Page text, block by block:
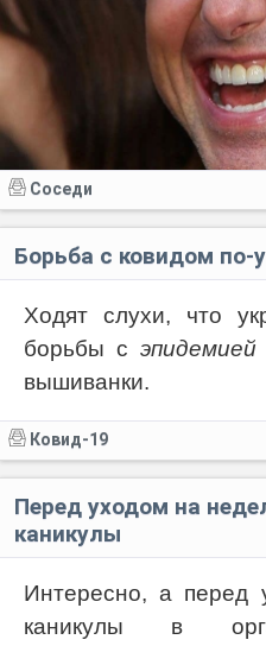
Соседи
Борьба с ковидом по-
Ходят слухи, что
борьбы с эпидемией
вышиванки.
Ковид-19
Перед уходом на
каникулы
Интересно, а перед
каникулы в